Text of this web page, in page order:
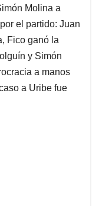
Molina a
el partido: Juan
Fico ganó la
y Simón
a manos
a Uribe fue